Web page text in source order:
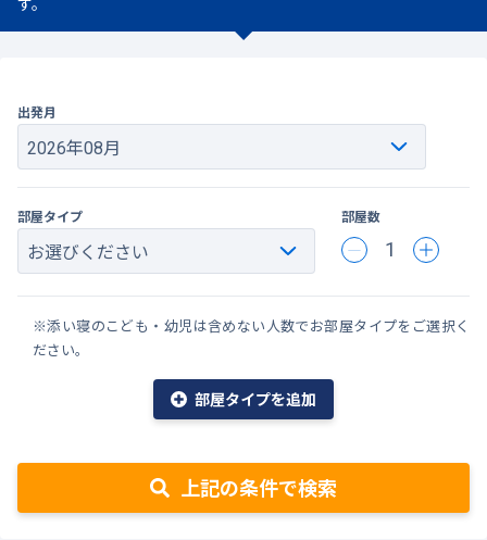
出発月
部屋タイプ 部屋数
1
※添い寝のこども・幼児は含めない人数でお部屋タイプをご選択く
ださい。
部屋タイプを追加
上記の条件で検索